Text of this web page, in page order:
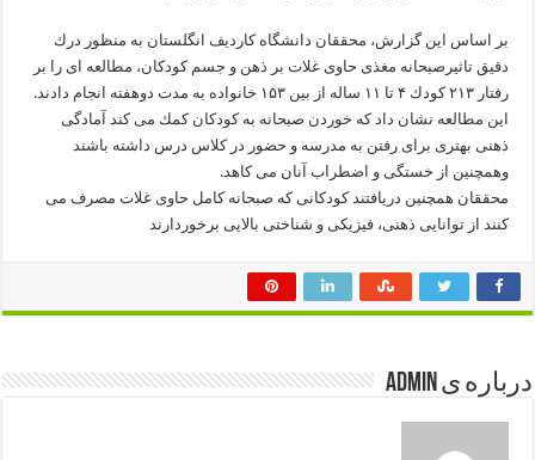
بر اساس این گزارش، محققان دانشگاه كاردیف انگلستان به منظور درك
دقیق تاثیرصبحانه مغذی حاوی غلات بر ذهن و جسم كودكان، مطالعه ای را بر
رفتار ۲۱۳ كودك ۴ تا ۱۱ ساله از بین ۱۵۳ خانواده به مدت دوهفته انجام دادند.
این مطالعه نشان داد كه خوردن صبحانه به كودكان كمك می كند آمادگی
ذهنی بهتری برای رفتن به مدرسه و حضور در كلاس درس داشته باشند
وهمچنین از خستگی و اضطراب آنان می كاهد.
محققان همچنین دریافتند كودكانی كه صبحانه كامل حاوی غلات مصرف می
كنند از توانایی ذهنی، فیزیكی و شناختی بالایی برخوردارند
درباره ی admin